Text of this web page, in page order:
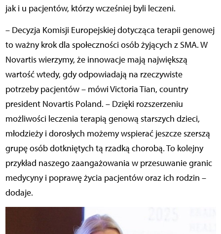
jak i u pacjentów, którzy wcześniej byli leczeni.
– Decyzja Komisji Europejskiej dotycząca terapii genowej
to ważny krok dla społeczności osób żyjących z SMA. W
Novartis wierzymy, że innowacje mają największą
wartość wtedy, gdy odpowiadają na rzeczywiste
potrzeby pacjentów – mówi Victoria Tian, country
president Novartis Poland. – Dzięki rozszerzeniu
możliwości leczenia terapią genową starszych dzieci,
młodzieży i dorosłych możemy wspierać jeszcze szerszą
grupę osób dotkniętych tą rzadką chorobą. To kolejny
przykład naszego zaangażowania w przesuwanie granic
medycyny i poprawę życia pacjentów oraz ich rodzin –
dodaje.